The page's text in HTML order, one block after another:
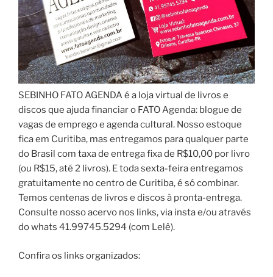
SEBINHO FATO AGENDA é a loja virtual de livros e
discos que ajuda financiar o FATO Agenda: blogue de
vagas de emprego e agenda cultural. Nosso estoque
fica em Curitiba, mas entregamos para qualquer parte
do Brasil com taxa de entrega fixa de R$10,00 por livro
(ou R$15, até 2 livros). E toda sexta-feira entregamos
gratuitamente no centro de Curitiba, é só combinar.
Temos centenas de livros e discos à pronta-entrega.
Consulte nosso acervo nos links, via insta e/ou através
do whats 41.99745.5294 (com Lelê).
Confira os links organizados: